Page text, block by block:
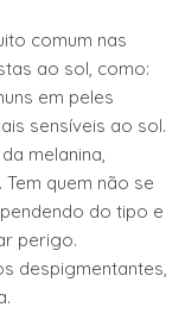
comum nas
ao sol, como:
em peles
sensíveis ao sol.
melanina,
quem não se
do tipo e
perigo.
despigmentantes,